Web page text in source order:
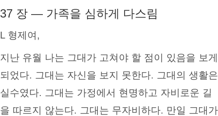
37 장 — 가족을 심하게 다스림
L 형제여,
지난 유월 나는 그대가 고쳐야 할 점이 있음을 보게
되었다. 그대는 자신을 보지 못한다. 그대의 생활은
실수였다. 그대는 가정에서 현명하고 자비로운 길
을 따르지 않는다. 그대는 무자비하다. 만일 그대가